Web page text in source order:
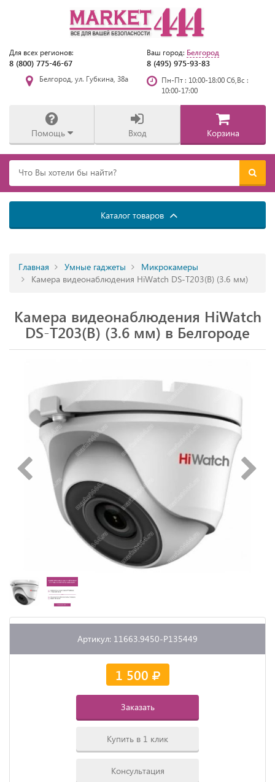
Для всех регионов:
8 (800) 775-46-67
Ваш город: Белгород
8 (495) 975-93-83
Белгород, ул. Губкина, 38а
Пн-Пт : 10:00-18:00 Сб,Вс :
10:00-17:00
Помощь Вход Корзина
Каталог товаров
Главная Умные гаджеты
Микрокамеры
Камера видеонаблюдения HiWatch DS-T203(B) (3.6 мм)
Камера видеонаблюдения HiWatch
DS-T203(B) (3.6 мм) в Белгороде
Артикул: 11663.9450-P135449
1 500
Заказать
Купить в 1 клик
Консультация